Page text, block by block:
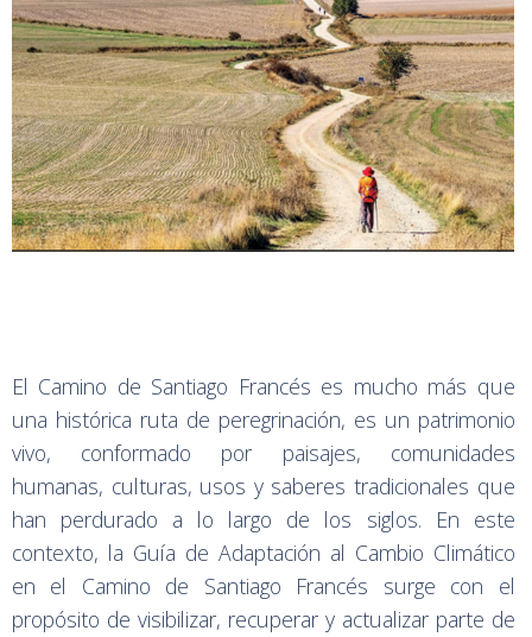
El Camino de Santiago Francés es mucho más que
una histórica ruta de peregrinación, es un patrimonio
vivo, conformado por paisajes, comunidades
humanas, culturas, usos y saberes tradicionales que
han perdurado a lo largo de los siglos. En este
contexto, la Guía de Adaptación al Cambio Climático
en el Camino de Santiago Francés surge con el
propósito de visibilizar, recuperar y actualizar parte de